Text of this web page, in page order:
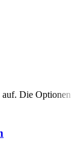
auf. Die Optionen